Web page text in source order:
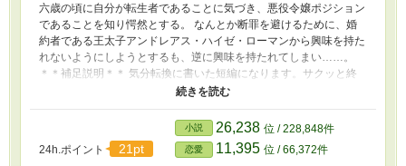
六歳の頃に自分が転生者であることに気づき、悪役令嬢ポジション
であることを知り愕然とする。 なんとか断罪を避けるために、婚
約者である王太子アンドレアス・ハイゼ・ローマンから興味を持た
れないようにしようとするも、逆に興味を持たれてしまい……。
＊＊補足説明＊＊ 気分転換に書いた短編になります。サクッと終
わる予定です。 主人公が少しポンコツ気味です。 Rが入る話は＊
を付けてます。
24h.ポイント 21pt
小説 26,238 位 / 228,848件
恋愛 11,395 位 / 66,372件